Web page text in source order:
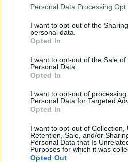
Personal Data Processing Opt
I want to opt-out of the
personal data.
Opted In
I want to opt-out of the Sale of
Personal Data.
Opted In
I want to opt-out of processing
Personal Data for Targeted
Opted In
I want to opt-out of Collection,
Retention, Sale, and/or
Personal Data that Is
Purposes for which it was
Opted Out
ΔΙΑΦΗΜΙΣΗ